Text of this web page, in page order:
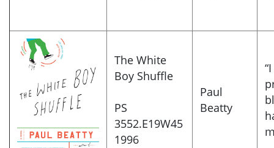
The White
Boy Shuffle
PS
3552.E19W45
1996
Paul
Beatty